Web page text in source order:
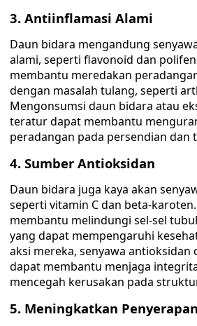
3. Antiinflamasi Alami
Daun bidara mengandung
alami, seperti flavonoid dan
membantu meredakan
dengan masalah tulang, seperti
Mengonsumsi daun bidara atau
teratur dapat membantu
peradangan pada persendian dan
4. Sumber Antioksidan
Daun bidara juga kaya akan
seperti vitamin C dan beta-
membantu melindungi sel-sel
yang dapat mempengaruhi
aksi mereka, senyawa antioksidan
dapat membantu menjaga
mencegah kerusakan pada
5. Meningkatkan